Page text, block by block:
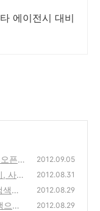
에이전시 대비
픈
서
2012.09.05
사진
2012.08.31
결
~
2012.08.29
로
2012.08.29